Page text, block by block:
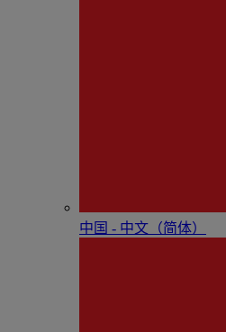
中国 - 中⽂（简体）